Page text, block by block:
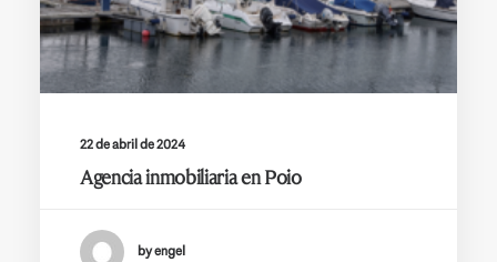
22 de abril de 2024
Agencia inmobiliaria en Poio
by engel